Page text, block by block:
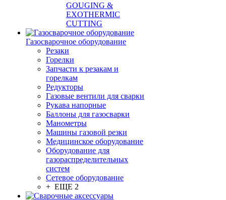
GOUGING &
EXOTHERMIC
CUTTING
Газосварочное оборудование
Резаки
Горелки
Запчасти к резакам и
горелкам
Редукторы
Газовые вентили для сварки
Рукава напорные
Баллоны для газосварки
Манометры
Машины газовой резки
Медицинское оборудование
Оборудование для
газораспределительных
систем
Сетевое оборудование
+ ЕЩЕ 2